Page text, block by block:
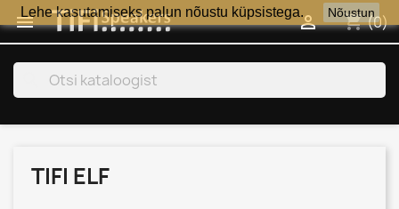
Lehe kasutamiseks palun nõustu küpsistega. Nõustun
 shopping_cart(0)

TIFI ELF